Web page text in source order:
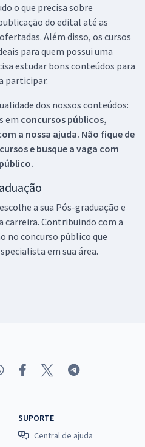
o que precisa sobre
do edital até as
Além disso, os cursos
para quem possui uma
estudar bons conteúdos para
participar.
dos nossos conteúdos:
em concursos públicos,
a nossa ajuda. Não fique de
e busque a vaga com
a sua Pós-graduação e
carreira. Contribuindo com a
no concurso público que
em sua área.
SUPORTE
Central de ajuda